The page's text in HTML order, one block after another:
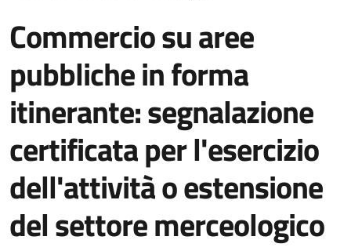
Commercio su aree
pubbliche in forma
itinerante: segnalazione
certificata per l'esercizio
dell'attività o estensione
del settore merceologico